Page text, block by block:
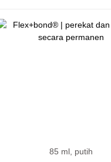
85 ml, putih